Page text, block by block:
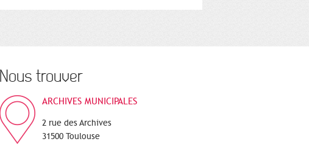
Nous trouver
ARCHIVES MUNICIPALES
2 rue des Archives
31500 Toulouse